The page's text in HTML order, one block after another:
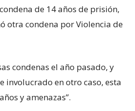
de 14 años de prisión,
otra condena por Violencia de
condenas el año pasado, y
involucrado en otro caso, esta
y amenazas”.